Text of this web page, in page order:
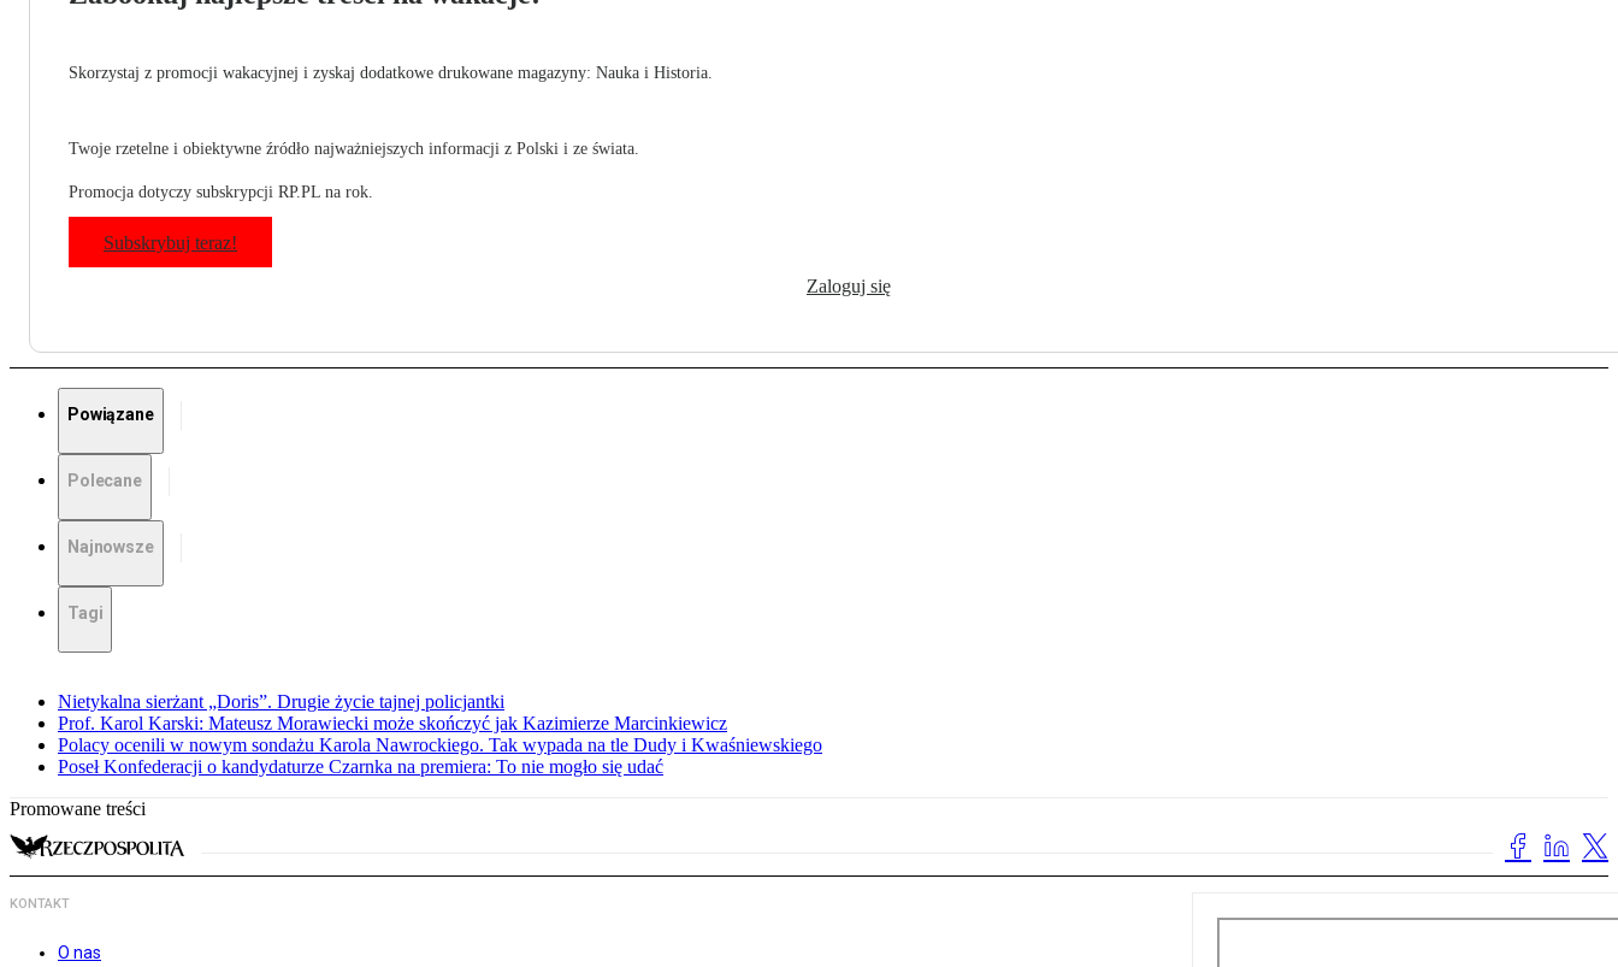
Skorzystaj z promocji wakacyjnej i zyskaj dodatkowe drukowane magazyny: Nauka i Historia.
Twoje rzetelne i obiektywne źródło najważniejszych informacji z Polski i ze świata.
Promocja dotyczy subskrypcji RP.PL na rok.
Subskrybuj teraz!
Zaloguj się
Powiązane
Polecane
Najnowsze
Tagi
Nietykalna sierżant „Doris”. Drugie życie tajnej policjantki
Prof. Karol Karski: Mateusz Morawiecki może skończyć jak Kazimierze Marcinkiewicz
Polacy ocenili w nowym sondażu Karola Nawrockiego. Tak wypada na tle Dudy i Kwaśniewskiego
Poseł Konfederacji o kandydaturze Czarnka na premiera: To nie mogło się udać
Promowane treści
KONTAKT
O nas